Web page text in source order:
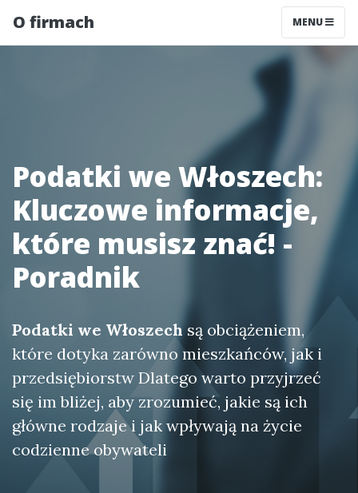
O firmach MENU
Podatki we Włoszech:
Kluczowe informacje,
które musisz znać! -
Poradnik
Podatki we Włoszechsą obciążeniem,
które dotyka zarówno mieszkańców, jak i
przedsiębiorstw Dlatego warto przyjrzeć
się im bliżej, aby zrozumieć, jakie są ich
główne rodzaje i jak wpływają na życie
codzienne obywateli